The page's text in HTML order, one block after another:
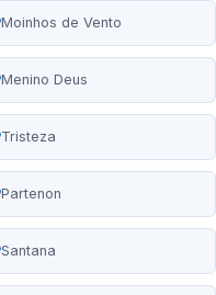
Moinhos de Vento
Menino Deus
Tristeza
Partenon
Santana